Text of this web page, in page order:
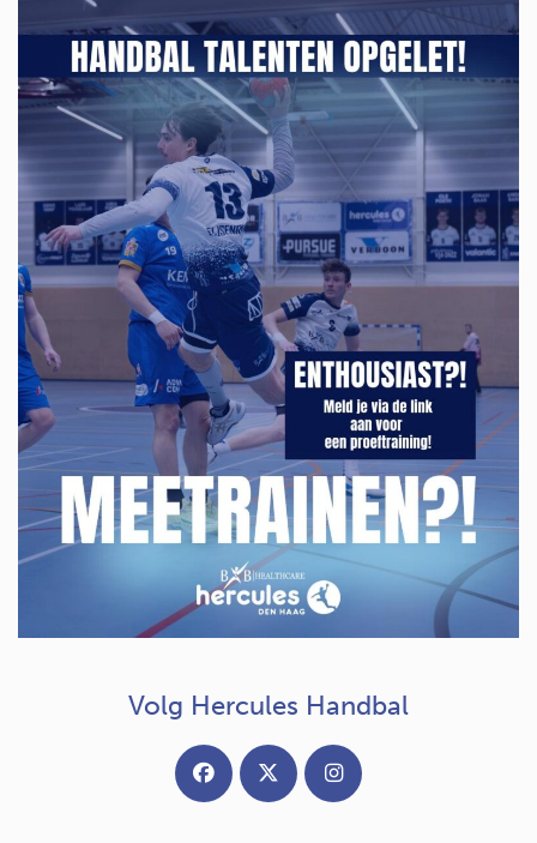
Volg Hercules Handbal